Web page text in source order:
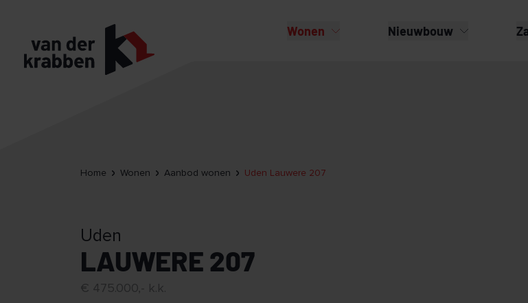
Wonen Nieuwbouw
Home Wonen Aanbod wonen Uden Lauwere 207
Uden
LAUWERE 207
€ 475.000,- k.k.